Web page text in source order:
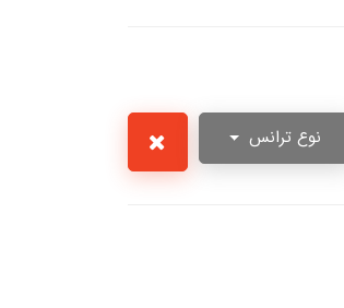
نوع ترانس